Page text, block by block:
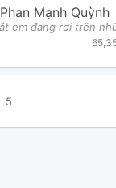
Phan Mạnh Quỳnh
5